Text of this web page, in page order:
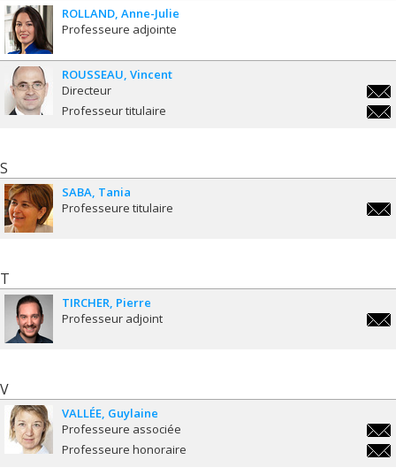
ROLLAND Anne-Julie
Professeure adjointe
ROUSSEAU Vincent
Directeur
Professeur titulaire
S
SABA Tania
Professeure titulaire
T
TIRCHER Pierre
Professeur adjoint
V
VALLÉE Guylaine
Professeure associée
Professeure honoraire